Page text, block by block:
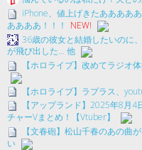
iPhone、値上げきたああああ
ああああ！！！
NEW!
36歳の彼女と結婚したいのに
が飛び出した… 他
【ホロライブ】改めてラジオ
【ホロライブ】ラプラス、
【アップランド】2025年8月
チャーVまとめ！【Vtuber】
【文春砲】松山千春のあの曲
い